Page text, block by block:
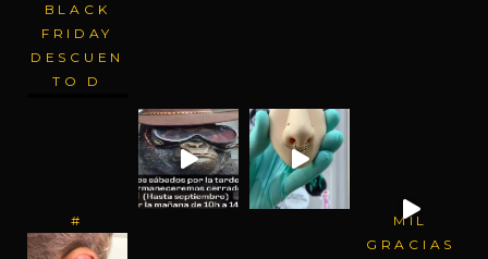
BLACK
FRIDAY
DESCUEN
TO D
#
MIL
GRACIAS